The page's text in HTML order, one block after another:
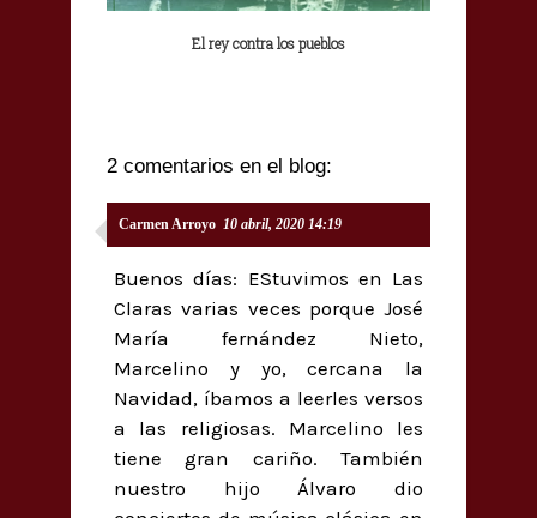
El rey contra los pueblos
2 comentarios en el blog:
Carmen Arroyo 10 abril, 2020 14:19
Buenos días: EStuvimos en Las
Claras varias veces porque José
María fernández Nieto,
Marcelino y yo, cercana la
Navidad, íbamos a leerles versos
a las religiosas. Marcelino les
tiene gran cariño. También
nuestro hijo Álvaro dio